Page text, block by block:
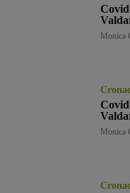
Monica
Monica